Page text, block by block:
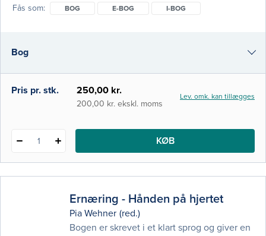
Fås som BOG E-BOG I-BOG
Bog
e-bog
Pris pr. stk. 250,00 kr.
200,00 kr. ekskl. moms
Lev. omk. kan tillægges
1 KØB
Ernæring - Hånden på hjertet
Pia Wehner (red.)
Bogen er skrevet i et klart sprog og giver en